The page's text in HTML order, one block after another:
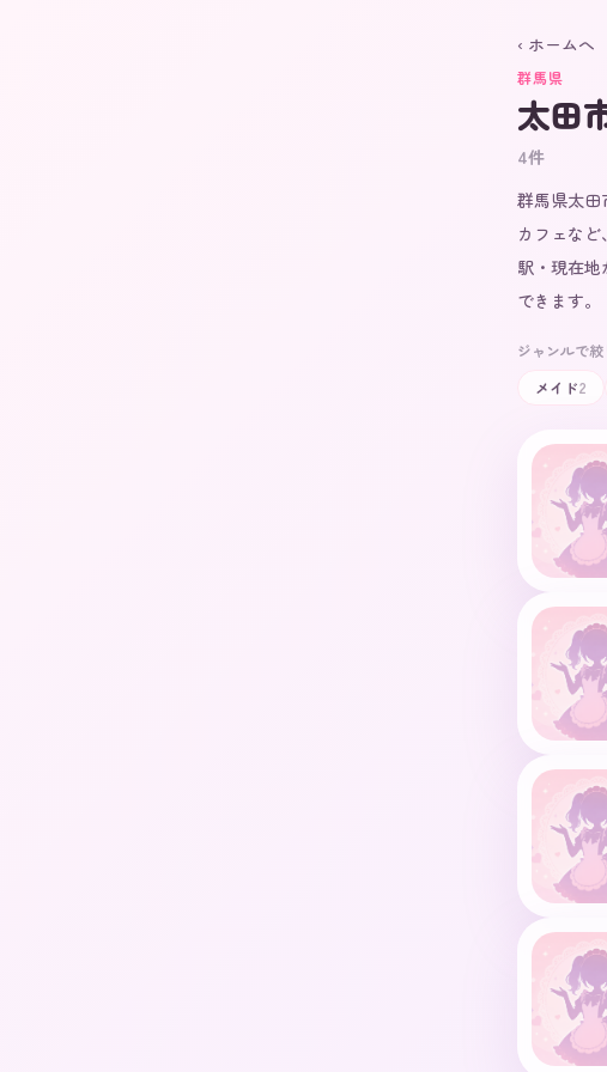
‹ ホームへ
群馬県
太田
4件
群馬県太田
カフェな
駅・現在
できます。
ジャンルで絞
メイド2